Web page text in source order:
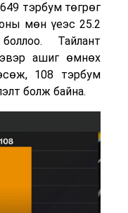
тэрбум төгрөг
мөн үеэс 25.2
Тайлант
ашиг өмнөх
108 тэрбум
болж байна.